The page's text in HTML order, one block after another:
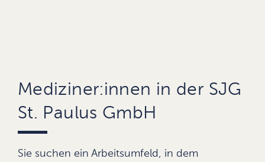
Mediziner:innen in der SJG
St. Paulus GmbH
Sie suchen ein Arbeitsumfeld, in dem